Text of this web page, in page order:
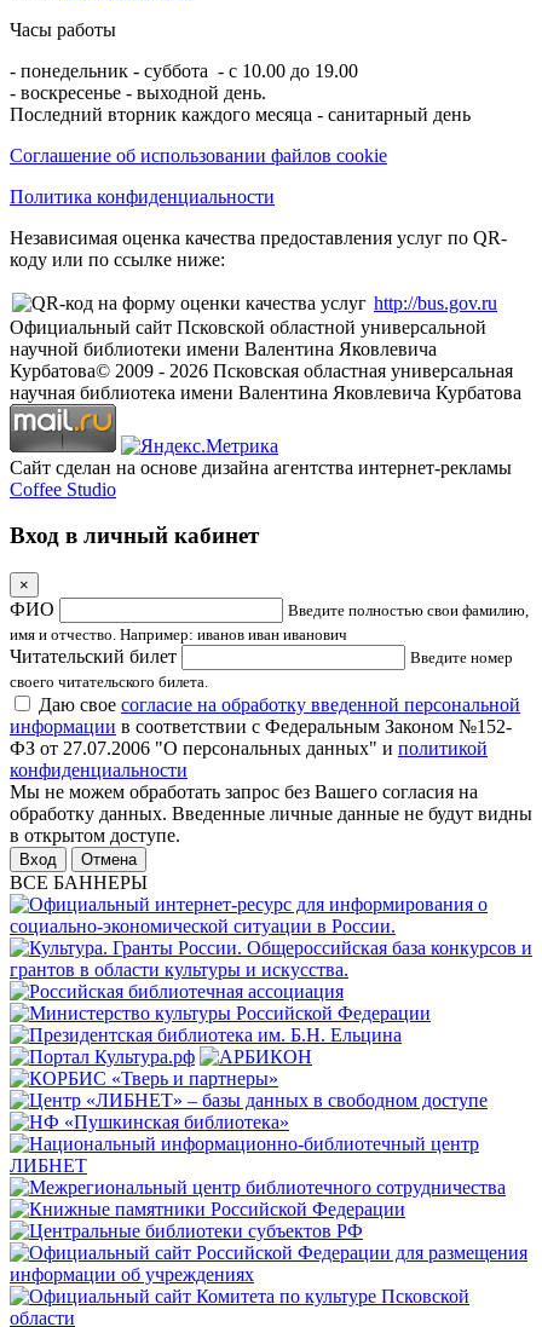
Часы работы
- понедельник - суббота - с 10.00 до 19.00
- воскресенье - выходной день.
Последний вторник каждого месяца - санитарный день
Соглашение об использовании файлов cookie
Политика конфиденциальности
Независимая оценка качества предоставления услуг по QR-
коду или по ссылке ниже:
http://bus.gov.ru
Официальный сайт Псковской областной универсальной
научной библиотеки имени Валентина Яковлевича
Курбатова© 2009 - 2026 Псковская областная универсальная
научная библиотека имени Валентина Яковлевича Курбатова
Сайт сделан на основе дизайна агентства интернет-рекламы
Coffee Studio
Вход в личный кабинет
×
ФИО
Введите полностью свои фамилию,
имя и отчество. Например: иванов иван иванович
Читательский билет
Введите номер
своего читательского билета.
Даю свое согласие на обработку введенной персональной
информации в соответствии с Федеральным Законом №152-
ФЗ от 27.07.2006 "О персональных данных" и политикой
конфиденциальности
Мы не можем обработать запрос без Вашего согласия на
обработку данных. Введенные личные данные не будут видны
в открытом доступе.
Отмена
ВСЕ БАННЕРЫ